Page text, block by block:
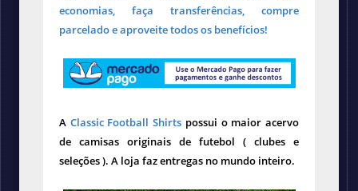
economias, faça transferências, compre
parcelado e aproveite todos os benefícios!
A Classic Football Shirts possui o maior acervo
de camisas originais de futebol ( clubes e
seleções ). A loja faz entregas no mundo inteiro.